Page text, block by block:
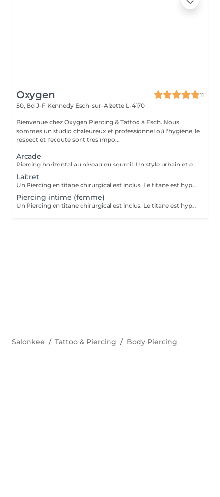
Oxygen
11
50, Bd J-F Kennedy Esch-sur-Alzette L-4170
Bienvenue chez Oxygen Piercing & Tattoo à Esch. Nous
sommes un studio chaleureux et professionnel où l'hygiène, le
respect et l'écoute sont très impo...
Arcade
Piercing horizontal au niveau du sourcil. Un style urbain et expressif, réalisé avec un bijou courbé en titane. Pose précise adaptée à ta morphologie. Si tu souhaites te faire percer mais que tu as peur des aiguilles ou que tu souffres d'anxiété (stress, blocage), nous te demandons de bien vouloir réserver le service intitulé: <<NOM DU PIERCING (Phobie des aiguilles)>> Ce service ne côute pas plus cher. Il est simplement prévu pour des raisons d'organisation, afin que tout le monde soit à l'aise et bien accueilli(e).
Labret
Un Piercing en titane chirurgical est inclus. Le titane est hypoallergénique, léger et idéal pour les premières phases de cicatrisation. Si tu souhaite te faire percer mais que tu as peur des aiguilles ou que tu souffres d'anxiété (stress, blocage), nous te demandons de bien vouloir réserver le service intitulé: <<NOM DU PIERCING (Phobie des aiguilles)>> Ce service ne côute pas plus cher. Il est simplement prévu pour des raisons d'organisation, afin que tout le monde soit à l'aise et bien accueilli(e).
Piercing intime (femme)
Un Piercing en titane chirurgical est inclus. Le titane est hypoallergénique, léger et idéal pour les premières phases de cicatrisation. Si tu souhaites te faire percer mais que tu as peur des aiguilles ou que tu souffres d'anxiété (stress, blocage), nous te demandons de bien vouloir réserver le service intitulé: <<NOM DU PIERCING (Phobie des aiguilles)>> Ce service ne côute pas plus cher. Il est simplement prévu pour des raisons d'organisation, afin que tout le monde soit à l'aise et bien accueilli(e).
Salonkee Tattoo & Piercing Body Piercing